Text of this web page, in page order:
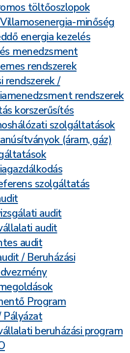
töltőoszlopok
minőség
energia kezelés
menedzsment
rendszerek
rendszerek /
rendszerek
korszerűsítés
szolgáltatások
(áram, gáz)
szolgáltatás
audit
audit
audit
/ Beruházási
Program
beruházási program